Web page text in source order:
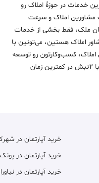
کاربردی‌ترین خدمات در حوزۀ املاک رو
مشاورین املاک و سرعت
ملک، فقط بخشی از خدمات
املاک هستین، می‌تونین با
کسب‌وکارتون رو توسعه
بدین و اگر هم مالک یا خریدار هستین، با 2نبش در کمترین زمان
خرید آپارتمان در
خرید آپارتمان در
خرید آپارتمان در